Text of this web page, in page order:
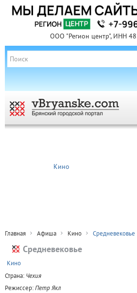
ООО "Регион центр", ИНН
Кино
Главная Афиша Кино Средневековье
Средневековье
Кино
Страна: Чехия
Режиссер:Петр Якл